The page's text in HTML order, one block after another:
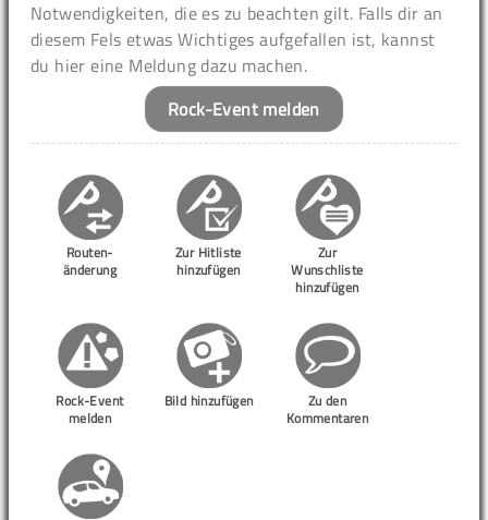
Notwendigkeiten, die es zu beachten gilt. Falls dir an
diesem Fels etwas Wichtiges aufgefallen ist, kannst
du hier eine Meldung dazu machen.
Rock-Event melden
Routen-
änderung
Zur Hitliste
hinzufügen
Zur
Wunschliste
hinzufügen
Rock-Event
melden
Bild hinzufügen
Zu den
Kommentaren